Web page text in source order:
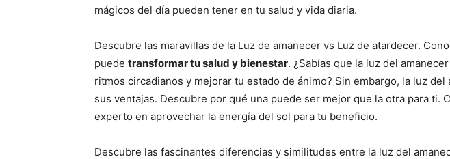
mágicos del día pueden tener en tu salud y vida diaria.
Descubre las maravillas de la Luz de amanecer vs Luz de atardecer.
puede transformar tu salud y bienestar. ¿Sabías que la luz del
ritmos circadianos y mejorar tu estado de ánimo? Sin embargo, la luz
sus ventajas. Descubre por qué una puede ser mejor que la otra para ti.
experto en aprovechar la energía del sol para tu beneficio.
Descubre las fascinantes diferencias y similitudes entre la luz del